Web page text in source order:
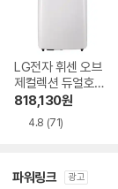
LG전자 휘센 오브
제컬렉션 듀얼호스
PQ08FDWBS
818,130원
4.8 (71)
파워링크 광고